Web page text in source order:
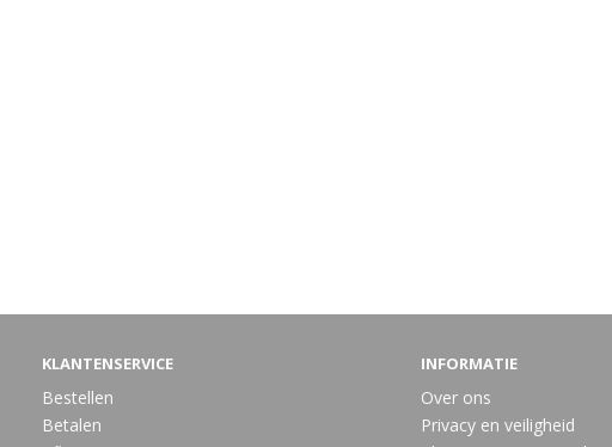
KLANTENSERVICE
Bestellen
Betalen
INFORMATIE
Over ons
Privacy en veiligheid